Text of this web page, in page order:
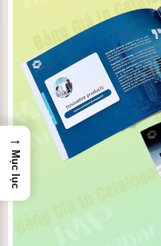
→
Mục lục